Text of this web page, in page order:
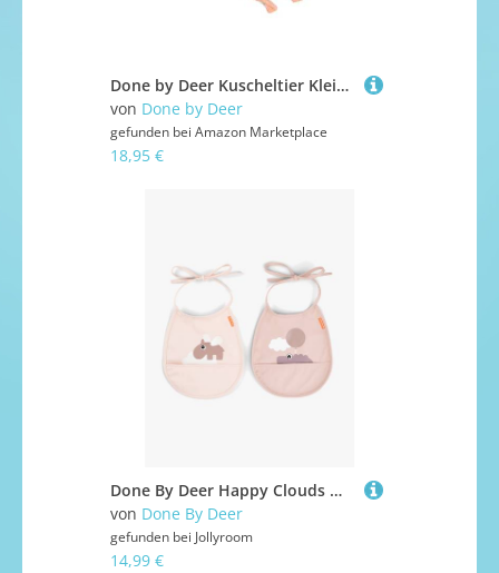
Done by Deer Kuscheltier Klein Birdee Blau - Baby Teddybär, 24 x 18 cm - Stoff: 100% Polyester. Füllung: 100% Polyesterfasern (recycelt) mit PP-Perlenbeutel
von Done by Deer
gefunden bei Amazon Marketplace
18,95 €
Done By Deer Happy Clouds Mini Taschenlätzchen 2er-Pack, Powder
von Done By Deer
gefunden bei Jollyroom
14,99 €